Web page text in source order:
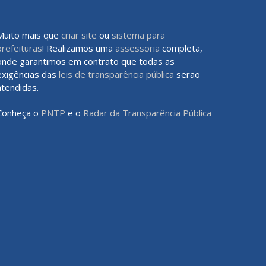
mais que criar site ou sistema para
! Realizamos uma assessoria completa,
garantimos em contrato que todas as
das leis de transparência pública serão
o PNTP e o Radar da Transparência Pública